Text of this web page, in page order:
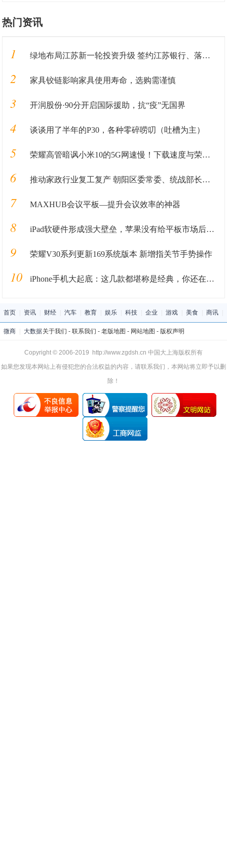
热门资讯
1 绿地布局江苏新一轮投资升级 签约江苏银行、落地重大产业
2 家具铰链影响家具使用寿命，选购需谨慎
3 开润股份·90分开启国际援助，抗“疫”无国界
4 谈谈用了半年的P30，各种零碎唠叨（吐槽为主）
5 荣耀高管暗讽小米10的5G网速慢！下载速度与荣耀V30相差4.2倍？
6 推动家政行业复工复产 朝阳区委常委、统战部长暴剑调研管家帮
7 MAXHUB会议平板—提升会议效率的神器
8 iPad软硬件形成强大壁垒，苹果没有给平板市场后来者机会
9 荣耀V30系列更新169系统版本 新增指关节手势操作
10 iPhone手机大起底：这几款都堪称是经典，你还在用它吗？
首页 资讯 财经 汽车 教育 娱乐 科技 企业 游戏 美食 商讯
微商 大数据关于我们 - 联系我们 - 老版地图 - 网站地图 - 版权声明
Copyright © 2006-2019 http://www.zgdsh.cn 中国大上海版权所有
如果您发现本网站上有侵犯您的合法权益的内容，请联系我们，本网站将立即予以删
除！